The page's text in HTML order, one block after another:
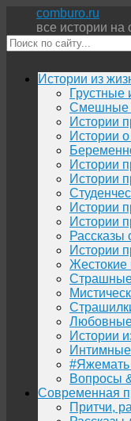
comburo.ru
все истории на
Перейти
содержимому
Истории из
Грустные
Смешные
Истории
Истории
Истории
Истории
Истории
Истории
Рассказы
Истории
Жестокие
Страшные
Любовные
Истории
#Яжемать
Вопросы
Современная
Притчи,